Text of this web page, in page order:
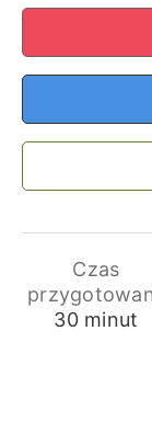
Czas
30minuty
minut